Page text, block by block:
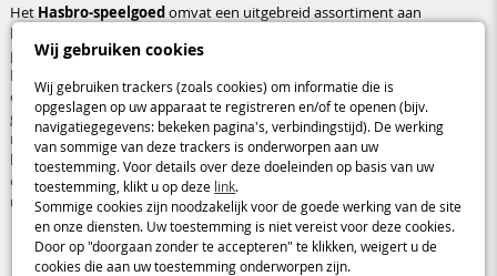
Wij gebruiken cookies
Wij gebruiken trackers (zoals cookies) om informatie die is
opgeslagen op uw apparaat te registreren en/of te openen (bijv.
navigatiegegevens: bekeken pagina's, verbindingstijd). De werking
van sommige van deze trackers is onderworpen aan uw
toestemming. Voor details over deze doeleinden op basis van uw
toestemming, klikt u op deze link.
Sommige cookies zijn noodzakelijk voor de goede werking van de site
en onze diensten. Uw toestemming is niet vereist voor deze cookies.
Door op "doorgaan zonder te accepteren" te klikken, weigert u de
cookies die aan uw toestemming onderworpen zijn.
Het Hasbro-speelgoedomvat een uitgebreid assortiment aan
beweegbare actiefiguren, geïnspireerd op
populaire stripfiguren, ideaal voor actiespellen en verzamelingen. De
Bandai-figuren
cultseries en rollenspellen, en bieden indrukwekkende details en een
grote verscheidenheid aan personages. Voor degenen die op zoek zijn
naar een vleugje innovatie, brengen deinteractieve poppen van Spin
Master een nieuw niveau van entertainment, met functies die reageren
op bewegingen, geluiden en interacties, waardoor elk speelmoment
uniek en boeiend wordt.